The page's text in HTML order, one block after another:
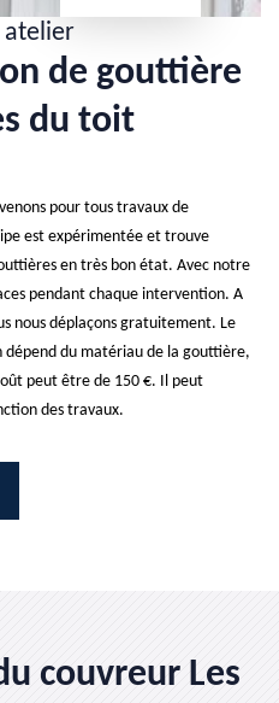
atelier
de gouttière
du toit
pour tous travaux de
est expérimentée et trouve
en très bon état. Avec notre
pendant chaque intervention. A
nous déplaçons gratuitement. Le
du matériau de la gouttière,
peut être de 150 €. Il peut
des travaux.
couvreur Les